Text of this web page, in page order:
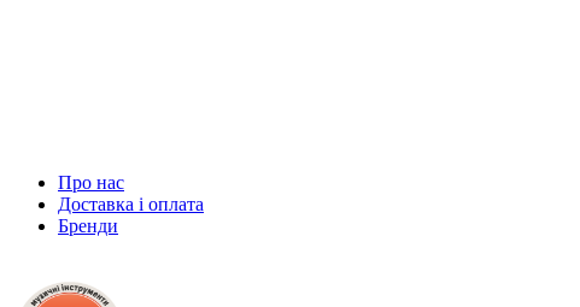
Про нас
Доставка і оплата
Бренди